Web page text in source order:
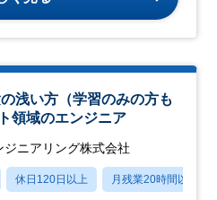
浅い方（学習のみの方も
領域のエンジニア
ニアリング株式会社
休日120日以上 月残業20時間以内